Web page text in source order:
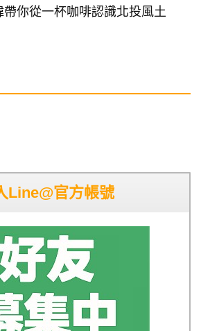
帶你從一杯咖啡認識北投風土
Line@官方帳號